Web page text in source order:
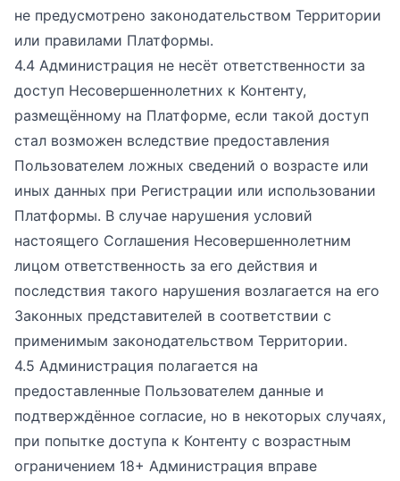
не предусмотрено законодательством Территории
или правилами Платформы.
4.4 Администрация не несёт ответственности за
доступ Несовершеннолетних к Контенту,
размещённому на Платформе, если такой доступ
стал возможен вследствие предоставления
Пользователем ложных сведений о возрасте или
иных данных при Регистрации или использовании
Платформы. В случае нарушения условий
настоящего Соглашения Несовершеннолетним
лицом ответственность за его действия и
последствия такого нарушения возлагается на его
Законных представителей в соответствии с
применимым законодательством Территории.
4.5 Администрация полагается на
предоставленные Пользователем данные и
подтверждённое согласие, но в некоторых случаях,
при попытке доступа к Контенту с возрастным
ограничением 18+ Администрация вправе